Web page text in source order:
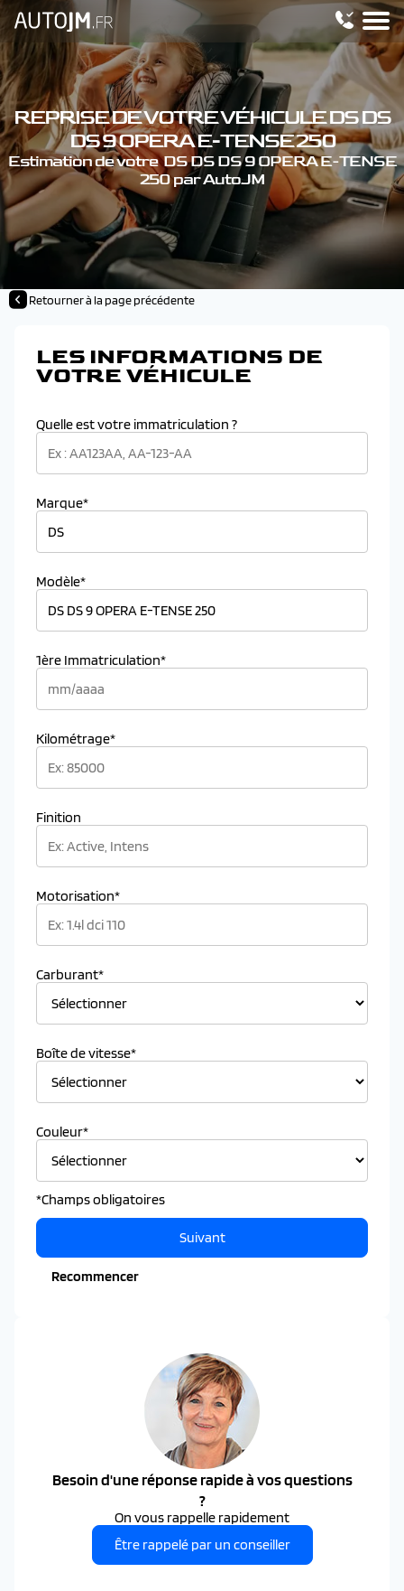
REPRISE DE VOTRE VÉHICULE DS DS
DS 9 OPERA E-TENSE 250
Estimation de votre DS DS DS 9 OPERA E-TENSE
250 par AutoJM
Retourner à la page précédente
LES INFORMATIONS DE
VOTRE VÉHICULE
Quelle est votre immatriculation ?
Marque*
Modèle*
1ère Immatriculation*
Kilométrage*
Finition
Motorisation*
Carburant*
Boîte de vitesse*
Couleur*
*Champs obligatoires
Recommencer
Suivant
Besoin d'une réponse rapide à vos questions
?
On vous rappelle rapidement
Être rappelé par un conseiller